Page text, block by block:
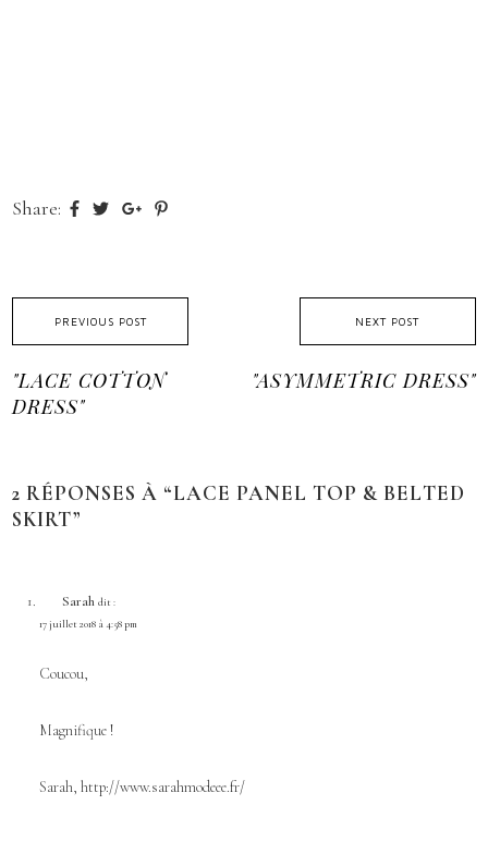
Share:
PREVIOUS POST
"LACE COTTON
DRESS"
NEXT POST
"ASYMMETRIC DRESS"
2 RÉPONSES À “LACE PANEL TOP & BELTED
SKIRT”
Sarah dit :
17 juillet 2018 à 4:58 pm
Coucou,
Magnifique !
Sarah,http://www.sarahmodeee.fr/